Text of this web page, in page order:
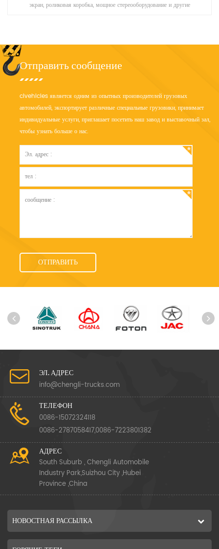
экран, роликовая коробка, мощное стереооборудование и другие
Отправить сообщение
clvehicles является одним из опытных производителей грузовых
автомобилей, экспортирует различные специальные грузовики, принимает
индивидуальные услуги, приглашает посетить наш завод и выставочный зал,
чтобы узнать больше о нас.
ЭЛ. АДРЕС
info@chengli-trucks.com
ТЕЛЕФОН
0086-15072324118
0086-2787058417,0086-7223801382
АДРЕС
South Suburb , Chengli Automobile
Industry Park,Suizhou City ,Hubei
Province ,China
НОВОСТНАЯ РАССЫЛКА